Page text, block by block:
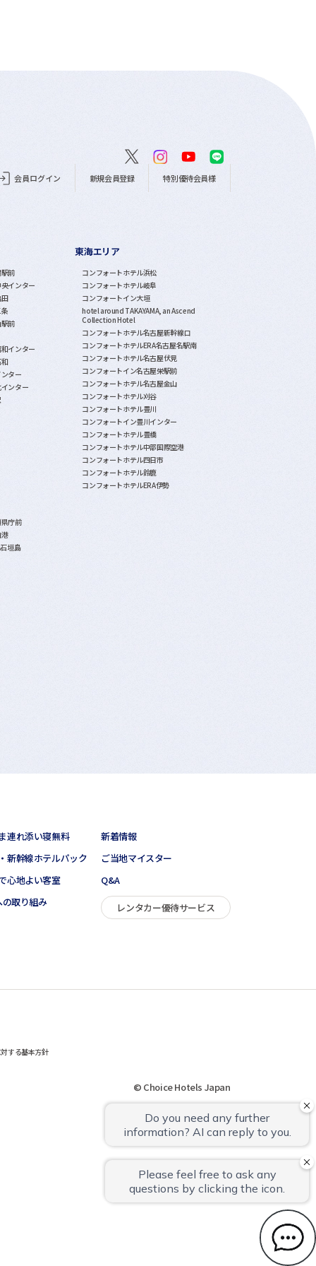
会員ログイン 新規会員登録 特別優待会員様
前
インター
前
インター
ター
ンター
東海エリア
コンフォートホテル浜松
コンフォートホテル岐阜
コンフォートイン大垣
hotel around TAKAYAMA, an Ascend
Collection Hotel
コンフォートホテル名古屋新幹線口
コンフォートホテルERA名古屋名駅南
コンフォートホテル名古屋伏見
コンフォートイン名古屋栄駅前
コンフォートホテル名古屋金山
コンフォートホテル刈谷
コンフォートホテル豊川
コンフォートイン豊川インター
コンフォートホテル豊橋
コンフォートホテル中部国際空港
コンフォートホテル四日市
コンフォートホテル鈴鹿
コンフォートホテルERA伊勢
庁前
垣島
連れ添い寝無料
新幹線ホテルパック
心地よい客室
の取り組み
新着情報
ご当地マイスター
Q&A
レンタカー優待サービス
する基本方針
© Choice Hotels Japan